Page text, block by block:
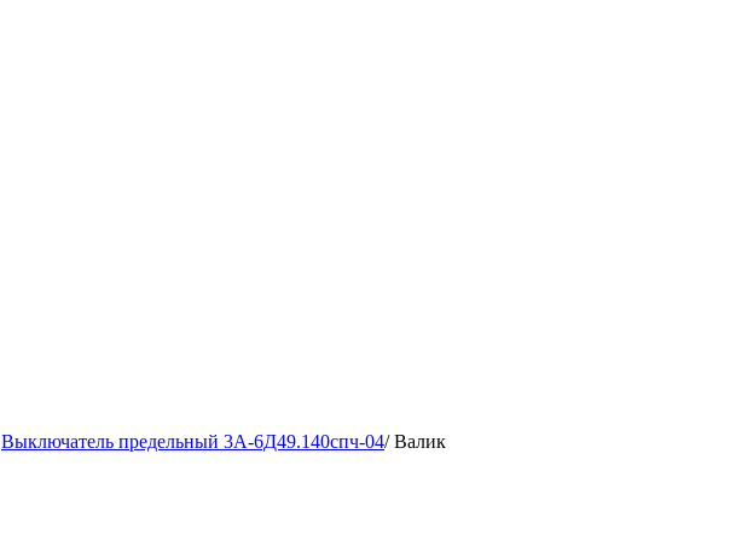
Выключатель предельный 3А-6Д49.140спч-04/ Валик